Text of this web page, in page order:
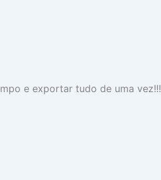
e exportar tudo de uma vez!!!